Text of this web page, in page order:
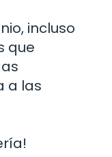
incluso
que
a las